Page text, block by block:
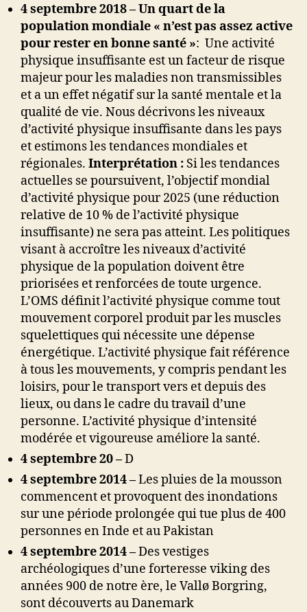
4 septembre 2018 –Un quart de la
population mondiale « n’est pas assez active
pour rester en bonne santé »: Une activité
physique insuffisante est un facteur de risque
majeur pour les maladies non transmissibles
et a un effet négatif sur la santé mentale et la
qualité de vie. Nous décrivons les niveaux
d’activité physique insuffisante dans les pays
et estimons les tendances mondiales et
régionales. Interprétation : Si les tendances
actuelles se poursuivent, l’objectif mondial
d’activité physique pour 2025 (une réduction
relative de 10 % de l’activité physique
insuffisante) ne sera pas atteint. Les politiques
visant à accroître les niveaux d’activité
physique de la population doivent être
priorisées et renforcées de toute urgence.
L’OMS définit l’activité physique comme tout
mouvement corporel produit par les muscles
squelettiques qui nécessite une dépense
énergétique. L’activité physique fait référence
à tous les mouvements, y compris pendant les
loisirs, pour le transport vers et depuis des
lieux, ou dans le cadre du travail d’une
personne. L’activité physique d’intensité
modérée et vigoureuse améliore la santé.
4 septembre 20 –D
4 septembre 2014 –Les pluies de la mousson
commencent et provoquent des inondations
sur une période prolongée qui tue plus de 400
personnes en Inde et au Pakistan
4 septembre 2014 –Des vestiges
archéologiques d’une forteresse viking des
années 900 de notre ère, le Vallø Borgring,
sont découverts au Danemark